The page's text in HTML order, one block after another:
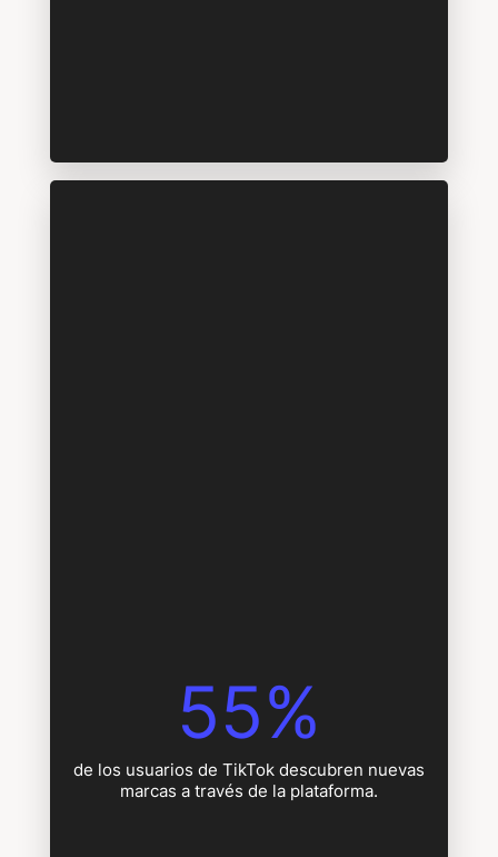
55%
de los usuarios de TikTok descubren nuevas
marcas a través de la plataforma.